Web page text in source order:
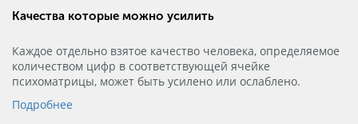
Качества которые можно усилить
Каждое отдельно взятое качество человека, определяемое
количеством цифр в соответствующей ячейке
психоматрицы, может быть усилено или ослаблено.
Подробнее